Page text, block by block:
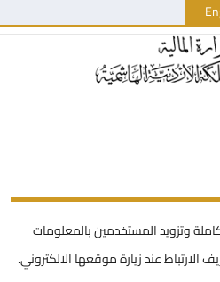
وتزويد المستخدمين بالمعلومات
عند زيارة موقعها الالكتروني.